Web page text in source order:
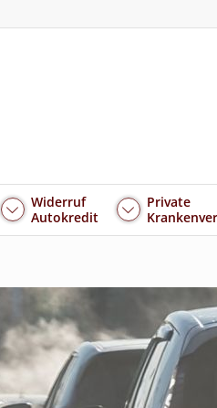
Widerruf
Autokredit
Private